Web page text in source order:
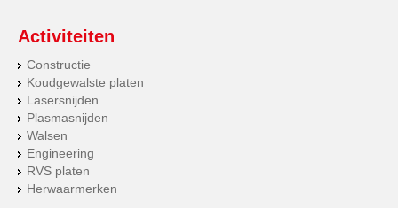
Activiteiten
Constructie
Koudgewalste platen
Lasersnijden
Plasmasnijden
Walsen
Engineering
RVS platen
Herwaarmerken